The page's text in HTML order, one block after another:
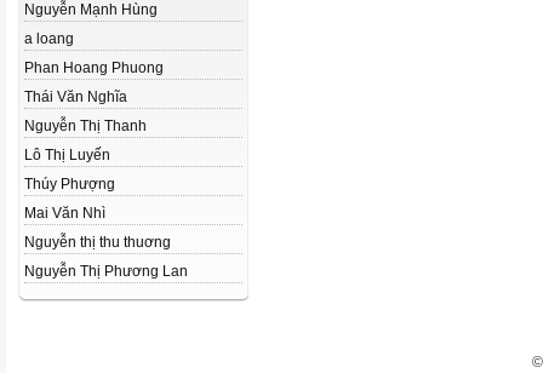
Nguyễn Mạnh Hùng
a loang
Phan Hoang Phuong
Thái Văn Nghĩa
Nguyễn Thị Thanh
Lô Thị Luyến
Thúy Phượng
Mai Văn Nhì
Nguyễn thị thu thuơng
Nguyễn Thị Phương Lan